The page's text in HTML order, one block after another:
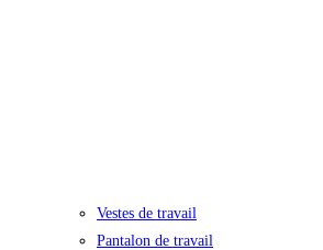
Vestes de travail
Pantalon de travail